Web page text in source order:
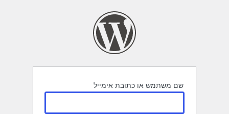
שם משתמש או כתובת אימייל